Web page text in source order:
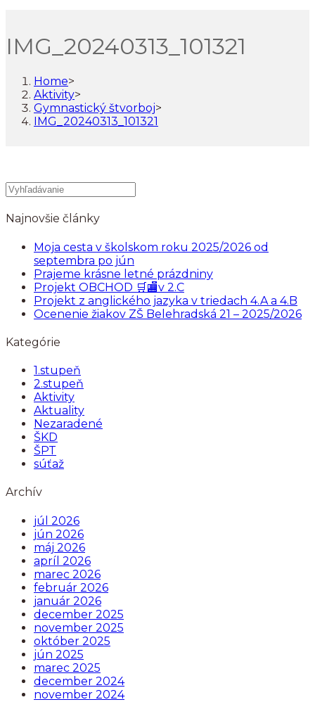
IMG_20240313_101321
Home>
Aktivity>
Gymnastický štvorboj>
IMG_20240313_101321
Najnovšie články
Moja cesta v školskom roku 2025/2026 od
septembra po jún
Prajeme krásne letné prázdniny
Projekt OBCHOD 🛒🏬v 2.C
Projekt z anglického jazyka v triedach 4.A a 4.B
Ocenenie žiakov ZŠ Belehradská 21 – 2025/2026
Kategórie
1.stupeň
2.stupeň
Aktivity
Aktuality
Nezaradené
ŠKD
ŠPT
súťaž
Archív
júl 2026
jún 2026
máj 2026
apríl 2026
marec 2026
február 2026
január 2026
december 2025
november 2025
október 2025
jún 2025
marec 2025
december 2024
november 2024